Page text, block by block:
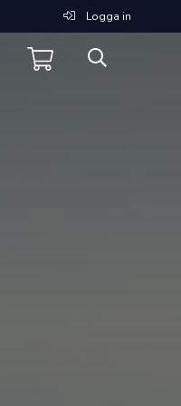
Logga in